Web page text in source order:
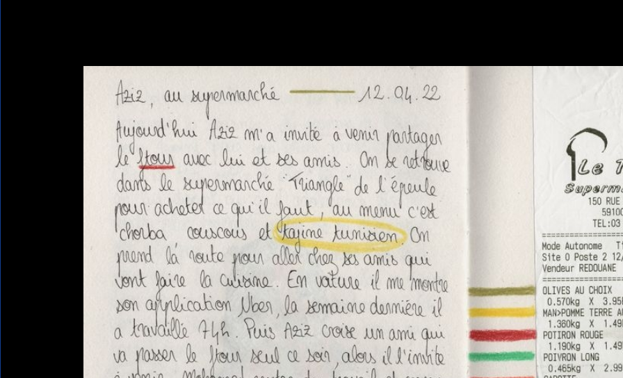
Home AZIZ AZIZ
AZIZ
Anouk Desury